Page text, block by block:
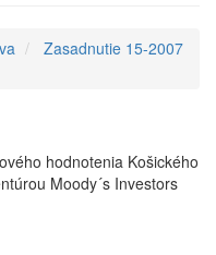
Zasadnutie 15-2007
hodnotenia Košického
Moody´s Investors